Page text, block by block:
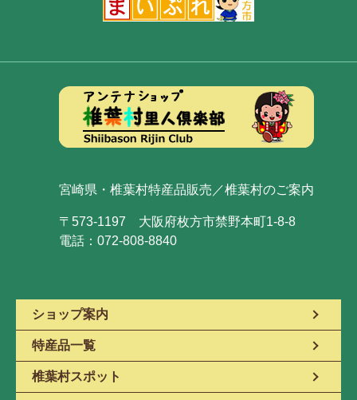
宮崎県・椎葉村特産品販売／椎葉村のご案内
〒573-1197 大阪府枚方市禁野本町1-8-8
電話：072-808-8840
ショップ案内
特産品一覧
椎葉村スポット